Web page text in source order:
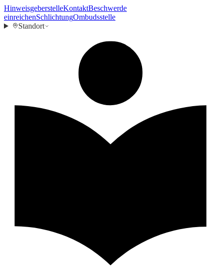
HinweisgeberstelleKontaktBeschwerde
einreichenSchlichtungOmbudsstelle
Standort